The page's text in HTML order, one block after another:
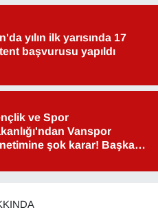
yılın ilk yarısında 17
başvurusu yapıldı
ve Spor
Vanspor
şok karar! Başkan